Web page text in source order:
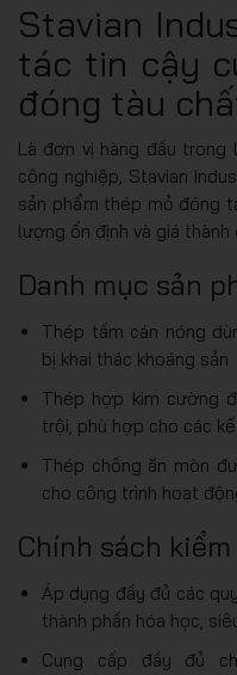
Stavian
tác tin cậy
đóng tàu
Là đơn vị hàng đầu trong
công nghiệp, Stavian
sản phẩm thép mỏ đóng
lượng ổn định và giá thành
Danh mục sản
Thép tấm cán nóng
bị khai thác khoáng sản
Thép hợp kim cường
trội, phù hợp cho các
Thép chống ăn mòn
cho công trình hoạt
Chính sách
Áp dụng đầy đủ các
thành phần hóa học,
Cung cấp đầy đủ